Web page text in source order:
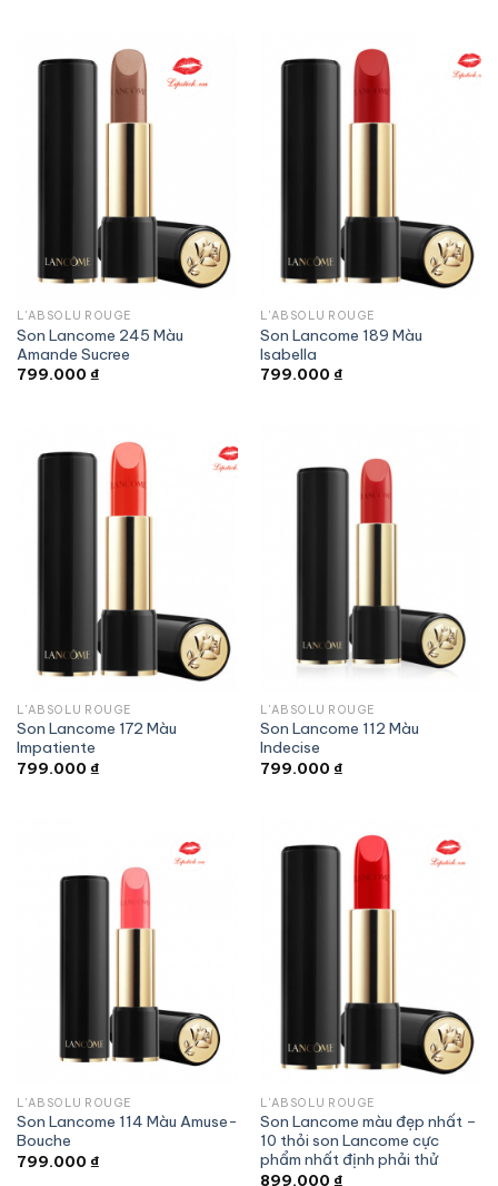
L'ABSOLU ROUGE
Son Lancome 245 Màu
Amande Sucree
799.000 ₫
L'ABSOLU ROUGE
Son Lancome 189 Màu
Isabella
799.000 ₫
L'ABSOLU ROUGE
Son Lancome 172 Màu
Impatiente
799.000 ₫
L'ABSOLU ROUGE
Son Lancome 112 Màu
Indecise
799.000 ₫
L'ABSOLU ROUGE
Son Lancome 114 Màu Amuse-
Bouche
799.000 ₫
L'ABSOLU ROUGE
Son Lancome màu đẹp nhất –
10 thỏi son Lancome cực
phẩm nhất định phải thử
899.000 ₫